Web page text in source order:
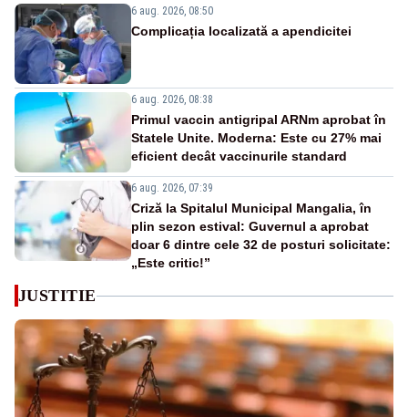
6 aug. 2026, 08:50
Complicația localizată a apendicitei
6 aug. 2026, 08:38
Primul vaccin antigripal ARNm aprobat în
Statele Unite. Moderna: Este cu 27% mai
eficient decât vaccinurile standard
6 aug. 2026, 07:39
Criză la Spitalul Municipal Mangalia, în
plin sezon estival: Guvernul a aprobat
doar 6 dintre cele 32 de posturi solicitate:
„Este critic!”
JUSTITIE